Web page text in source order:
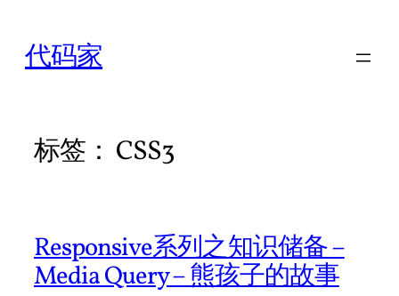
代码家
标签： CSS3
Responsive系列之知识储备 –
Media Query – 熊孩子的故事